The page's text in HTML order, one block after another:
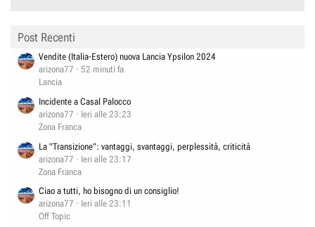
Post Recenti
Vendite (Italia-Estero) nuova Lancia Ypsilon 2024
arizona77
52 minuti fa
Lancia
Incidente a Casal Palocco
arizona77
Ieri alle 23:23
Zona Franca
La "Transizione": vantaggi, svantaggi, perplessità, criticità
arizona77
Ieri alle 23:17
Zona Franca
Ciao a tutti, ho bisogno di un consiglio!
arizona77
Ieri alle 23:11
Off Topic